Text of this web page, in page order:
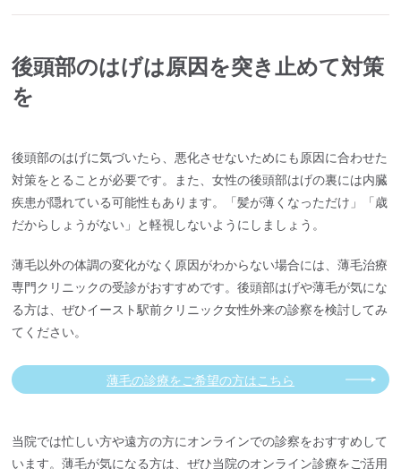
後頭部のはげは原因を突き止めて対策
を
後頭部のはげに気づいたら、悪化させないためにも原因に合わせた
対策をとることが必要です。また、女性の後頭部はげの裏には内臓
疾患が隠れている可能性もあります。「髪が薄くなっただけ」「歳
だからしょうがない」と軽視しないようにしましょう。
薄毛以外の体調の変化がなく原因がわからない場合には、薄毛治療
専門クリニックの受診がおすすめです。後頭部はげや薄毛が気にな
る方は、ぜひイースト駅前クリニック女性外来の診察を検討してみ
てください。
薄毛の診療をご希望の方はこちら
当院では忙しい方や遠方の方にオンラインでの診察をおすすめして
います。薄毛が気になる方は、ぜひ当院のオンライン診療をご活用